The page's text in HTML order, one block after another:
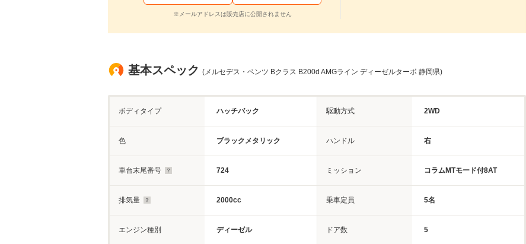
※メールアドレスは販売店に公開されません
基本スペック (メルセデス・ベンツ Bクラス B200d AMGライン ディーゼルターボ 静岡県)
ボディタイプ ハッチバック 駆動方式 2WD
色 ブラックメタリック ハンドル 右
車台末尾番号 724 ミッション コラムMTモード付8AT
排気量 2000cc 乗車定員 5名
エンジン種別 ディーゼル ドア数 5